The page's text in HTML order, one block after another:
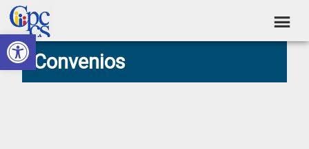
Abrir barra de herramientas
Skip
to
primary
navigation
Skip
to
main
content
Skip
to
primary
sidebar
Skip
to
footer
Consejo
de
Construyendo
Poder
Ciudadano
Convenios